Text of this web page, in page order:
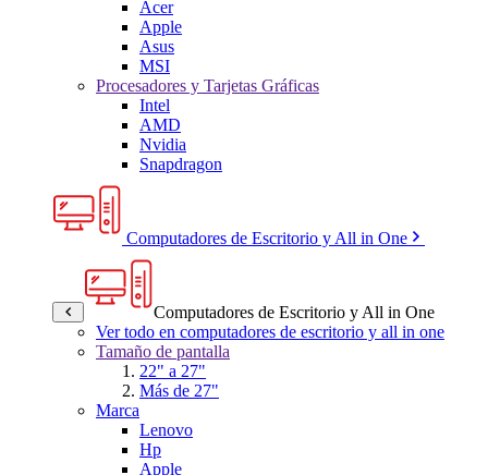
Acer
Apple
Asus
MSI
Procesadores y Tarjetas Gráficas
Intel
AMD
Nvidia
Snapdragon
Computadores de Escritorio y All in One
Computadores de Escritorio y All in One
Ver todo en computadores de escritorio y all in one
Tamaño de pantalla
22" a 27"
Más de 27"
Marca
Lenovo
Hp
Apple